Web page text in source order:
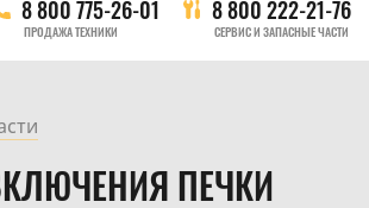
8 800 775-26-01
ПРОДАЖА ТЕХНИКИ
8 800 222-21-76
СЕРВИС И ЗАПАСНЫЕ ЧАСТИ
ПЕЧКИ